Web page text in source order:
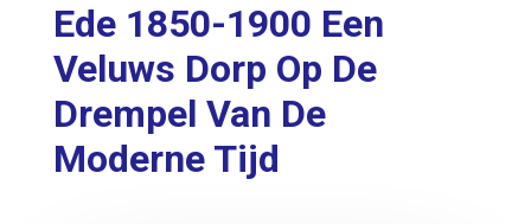
Ede 1850-1900 Een
Veluws Dorp Op De
Drempel Van De
Moderne Tijd